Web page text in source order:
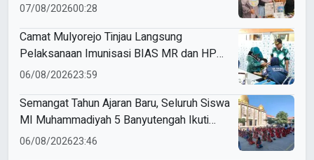
07/08/202600:28
Camat Mulyorejo Tinjau Langsung
Pelaksanaan Imunisasi BIAS MR dan HPV
di SD Muhammadiyah 18 Surabaya
06/08/202623:59
Semangat Tahun Ajaran Baru, Seluruh Siswa
MI Muhammadiyah 5 Banyutengah Ikuti
Latihan Tapak Suci Perdana
06/08/202623:46